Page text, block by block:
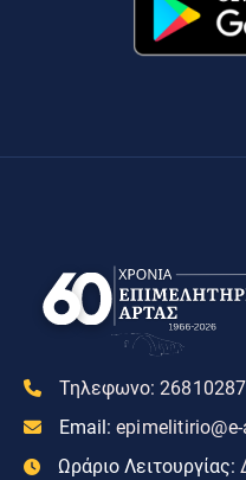
Τηλεφωνο:
Email:
Ωράριο Λειτουργίας: